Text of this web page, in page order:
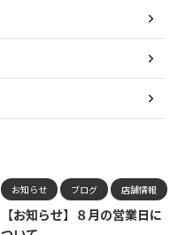
お知らせ ブログ 店舗情報
【お知らせ】８月の営業日に